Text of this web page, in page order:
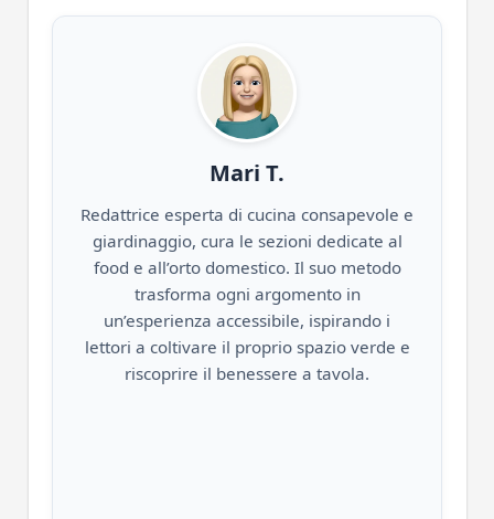
Mari T.
Redattrice esperta di cucina consapevole e
giardinaggio, cura le sezioni dedicate al
food e all’orto domestico. Il suo metodo
trasforma ogni argomento in
un’esperienza accessibile, ispirando i
lettori a coltivare il proprio spazio verde e
riscoprire il benessere a tavola.